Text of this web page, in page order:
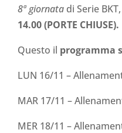
8ª giornata di Serie
14.00 (PORTE CHIUSE).
Questo il programma
LUN 16/11 –
MAR 17/11 –
MER 18/11 –